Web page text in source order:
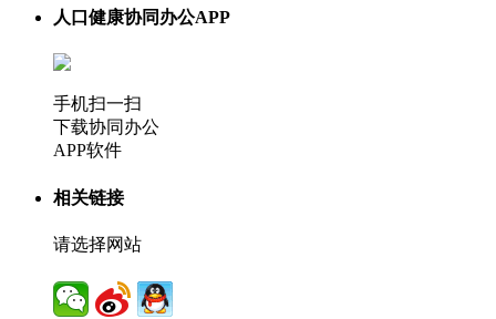
人口健康协同办公APP
手机扫一扫
下载协同办公
APP软件
相关链接
请选择网站